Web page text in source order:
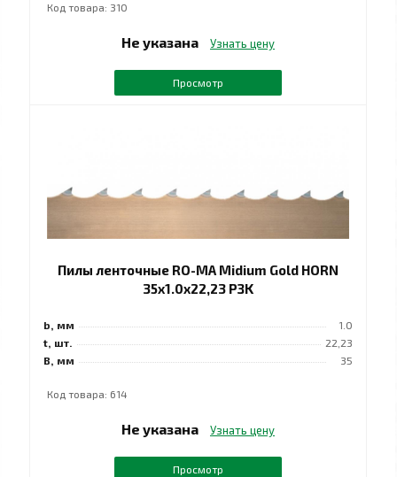
Код товара: 310
Не указана Узнать цену
Просмотр
Пилы ленточные RO-MA Midium Gold HORN
35x1.0x22,23 РЗK
b, мм
1.0
t, шт.
22,23
B, мм
35
Код товара: 614
Не указана Узнать цену
Просмотр